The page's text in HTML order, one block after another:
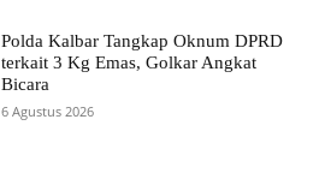
Polda Kalbar Tangkap Oknum DPRD
terkait 3 Kg Emas, Golkar Angkat
Bicara
6 Agustus 2026